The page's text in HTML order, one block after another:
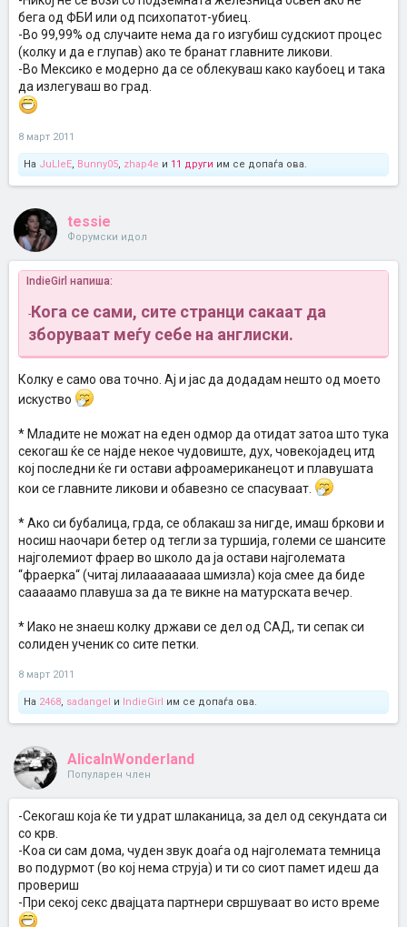
бега од ФБИ или од психопатот-убиец.
-Во 99,99% од случаите нема да го изгубиш судскиот процес
(колку и да е глупав) ако те бранат главните ликови.
-Во Мексико е модерно да се облекуваш како каубоец и така
да излегуваш во град.
8 март 2011
На JuLleE, Bunny05, zhap4e и 11 други им се допаѓа ова.
tessie
Форумски идол
IndieGirl напиша:
-Кога се сами, сите странци сакаат да
зборуваат меѓу себе на англиски.
Колку е само ова точно. Ај и јас да додадам нешто од моето
искуство
* Младите не можат на еден одмор да отидат затоа што тука
секогаш ќе се најде некое чудовиште, дух, човекојадец итд
кој последни ќе ги остави афроамериканецот и плавушата
кои се главните ликови и обавезно се спасуваат.
* Ако си бубалица, грда, се облакаш за нигде, имаш бркови и
носиш наочари бетер од тегли за туршија, големи се шансите
најголемиот фраер во школо да ја остави најголемата
“фраерка“ (читај лилаааааааа шмизла) која смее да биде
сааааамо плавуша за да те викне на матурската вечер.
* Иако не знаеш колку држави се дел од САД, ти сепак си
солиден ученик со сите петки.
8 март 2011
На 2468, sadangel и IndieGirl им се допаѓа ова.
AlicaInWonderland
Популарен член
-Секогаш која ќе ти удрат шлаканица, за дел од секундата си
со крв.
-Коа си сам дома, чуден звук доаѓа од најголемата темница
во подурмот (во кој нема струја) и ти со сиот памет идеш да
провериш
-При секој секс двајцата партнери свршуваат во исто време